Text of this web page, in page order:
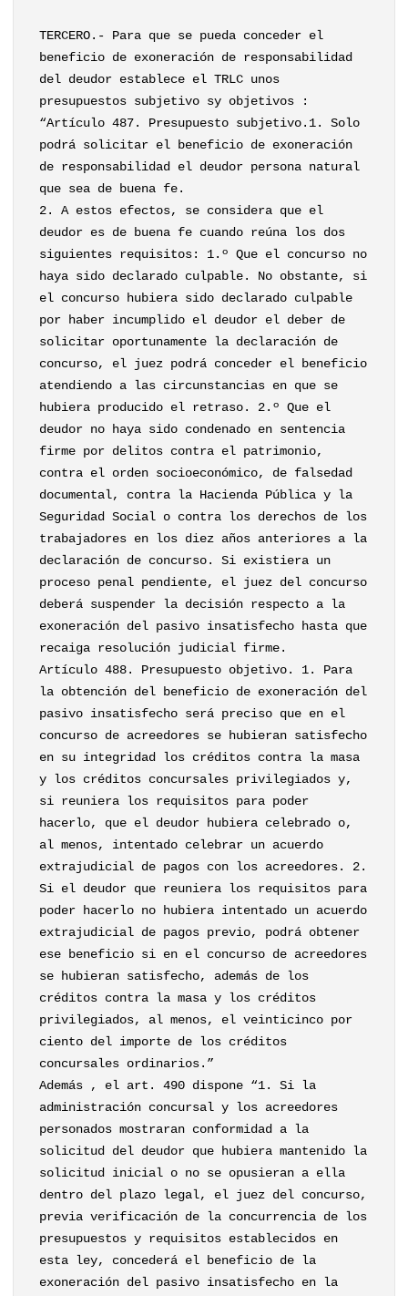
TERCERO.- Para que se pueda conceder el
beneficio de exoneración de responsabilidad
del deudor establece el TRLC unos
presupuestos subjetivo sy objetivos :
“Artículo 487. Presupuesto subjetivo.1. Solo
podrá solicitar el beneficio de exoneración
de responsabilidad el deudor persona natural
que sea de buena fe.
2. A estos efectos, se considera que el
deudor es de buena fe cuando reúna los dos
siguientes requisitos: 1.º Que el concurso no
haya sido declarado culpable. No obstante, si
el concurso hubiera sido declarado culpable
por haber incumplido el deudor el deber de
solicitar oportunamente la declaración de
concurso, el juez podrá conceder el beneficio
atendiendo a las circunstancias en que se
hubiera producido el retraso. 2.º Que el
deudor no haya sido condenado en sentencia
firme por delitos contra el patrimonio,
contra el orden socioeconómico, de falsedad
documental, contra la Hacienda Pública y la
Seguridad Social o contra los derechos de los
trabajadores en los diez años anteriores a la
declaración de concurso. Si existiera un
proceso penal pendiente, el juez del concurso
deberá suspender la decisión respecto a la
exoneración del pasivo insatisfecho hasta que
recaiga resolución judicial firme.
Artículo 488. Presupuesto objetivo. 1. Para
la obtención del beneficio de exoneración del
pasivo insatisfecho será preciso que en el
concurso de acreedores se hubieran satisfecho
en su integridad los créditos contra la masa
y los créditos concursales privilegiados y,
si reuniera los requisitos para poder
hacerlo, que el deudor hubiera celebrado o,
al menos, intentado celebrar un acuerdo
extrajudicial de pagos con los acreedores. 2.
Si el deudor que reuniera los requisitos para
poder hacerlo no hubiera intentado un acuerdo
extrajudicial de pagos previo, podrá obtener
ese beneficio si en el concurso de acreedores
se hubieran satisfecho, además de los
créditos contra la masa y los créditos
privilegiados, al menos, el veinticinco por
ciento del importe de los créditos
concursales ordinarios.”
Además , el art. 490 dispone “1. Si la
administración concursal y los acreedores
personados mostraran conformidad a la
solicitud del deudor que hubiera mantenido la
solicitud inicial o no se opusieran a ella
dentro del plazo legal, el juez del concurso,
previa verificación de la concurrencia de los
presupuestos y requisitos establecidos en
esta ley, concederá el beneficio de la
exoneración del pasivo insatisfecho en la